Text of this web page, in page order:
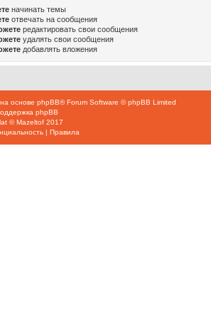
начинать темы
отвечать на сообщения
редактировать свои сообщения
удалять свои сообщения
добавлять вложения
основе phpBB® Forum Software © phpBB Limited
phpBB
©Mazeltof 2017
| Правила